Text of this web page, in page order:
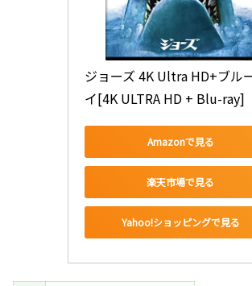
ジョーズ 4K Ultra HD+ブル
イ[4K ULTRA HD + Blu-ray]
Amazonで見る
楽天市場で見る
Yahoo!ショッピングで見る